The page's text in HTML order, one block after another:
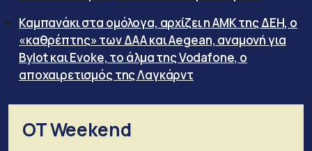
Καμπανάκι στα ομόλογα, αρχίζει η ΑΜΚ της ΔΕΗ, ο
«καθρέπτης» των ΔΑΑ και Aegean, αναμονή για
Bylot και Evoke, το άλμα της Vodafone, ο
αποχαιρετισμός της Λαγκάρντ
OT Weekend